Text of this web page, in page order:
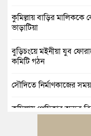
কুমিল্লায় বাড়ির
ভাড়াটিয়া
বুড়িচংয়ে মইনীয়া যুব
কমিটি গঠন
সৌদিতে নির্মাণকাজের
কুমিল্লায় প্রেমিকার অন্যত্র